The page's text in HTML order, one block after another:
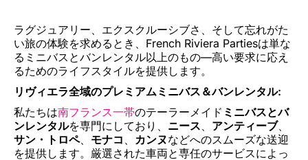
ラグジュアリー、エクスクルーシブさ、そして忘れがた
い旅の体験を求めるとき、French Riviera Partiesは単な
るミニバスとバンレンタル以上のもの—高い要求に応え
るためのライフスタイルを提供します。
リヴィエラ全域のプレミアムミニバス＆バンレンタル:
私たちは南フランス一帯のテーラーメイド ミニバスとバ
ンレンタルを専門にしており、 ニース、 アンティーブ、
サン・トロペ、 モナコ 、 カンヌなどへのスムーズな送迎
を提供します。厳選された車両と専任のサービスによっ